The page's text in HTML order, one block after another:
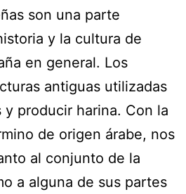
son una parte
y la cultura de
en general. Los
antiguas utilizadas
y producir harina. Con la
de origen árabe, nos
al conjunto de la
a alguna de sus partes